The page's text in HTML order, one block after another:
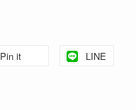
Pin it LINE